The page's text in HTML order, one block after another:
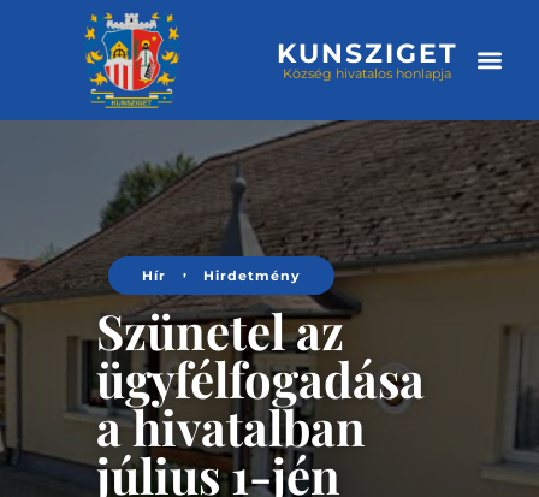
KUNSZIGET
Község hivatalos honlapja
Hír , Hirdetmény
Szünetel az
ügyfélfogadása
a hivatalban
július 1-jén